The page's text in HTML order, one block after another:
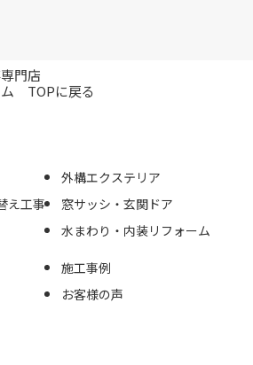
門店
ム TOPに戻る
え工事
外構エクステリア
窓サッシ・玄関ドア
水まわり・内装リフォーム
施工事例
お客様の声